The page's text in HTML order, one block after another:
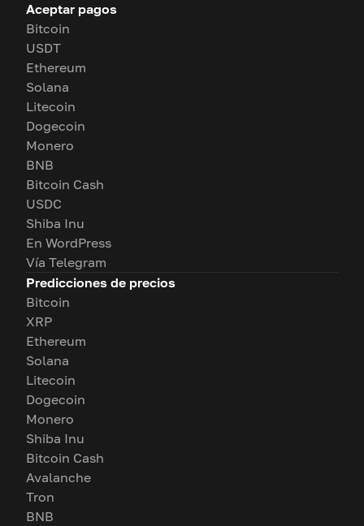
Aceptar pagos
Bitcoin
USDT
Ethereum
Solana
Litecoin
Dogecoin
Monero
BNB
Bitcoin Cash
USDC
Shiba Inu
En WordPress
Vía Telegram
Predicciones de precios
Bitcoin
XRP
Ethereum
Solana
Litecoin
Dogecoin
Monero
Shiba Inu
Bitcoin Cash
Avalanche
Tron
BNB